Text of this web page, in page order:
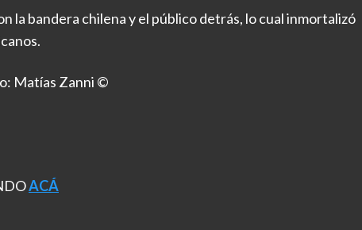
la bandera chilena y el público detrás, lo cual inmortalizó
Matías Zanni ©
ACÁ